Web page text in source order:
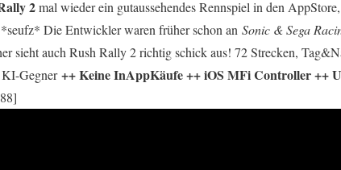
2mal wieder ein gutaussehendes Rennspiel in den
Die Entwickler waren früher schon an Sonic & Sega
sieht auch Rush Rally 2 richtig schick aus! 72 Strecken,
KI-Gegner++ Keine InAppKäufe ++ iOS MFi Controller ++